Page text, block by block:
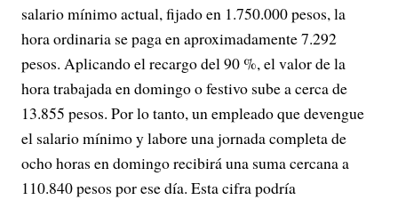
salario mínimo actual, fijado en 1.750.000 pesos, la
hora ordinaria se paga en aproximadamente 7.292
pesos. Aplicando el recargo del 90 %, el valor de la
hora trabajada en domingo o festivo sube a cerca de
13.855 pesos. Por lo tanto, un empleado que devengue
el salario mínimo y labore una jornada completa de
ocho horas en domingo recibirá una suma cercana a
110.840 pesos por ese día. Esta cifra podría